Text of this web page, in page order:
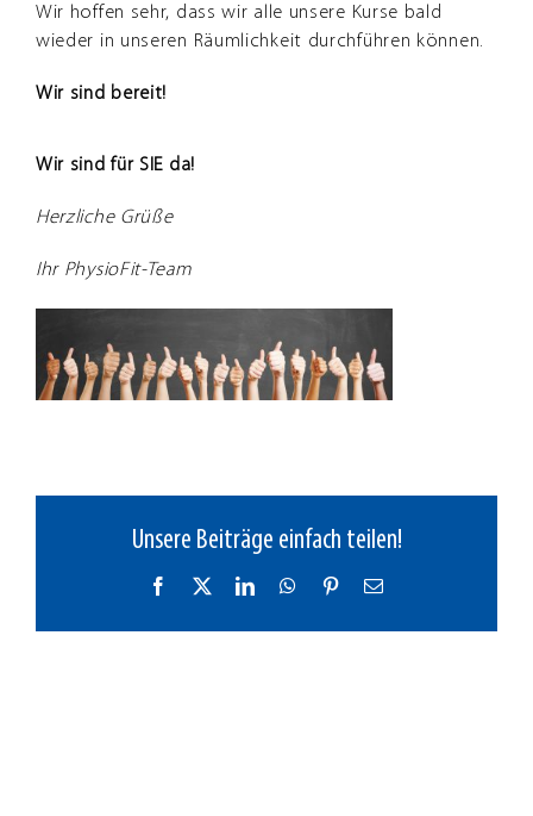
Wir hoffen sehr, dass wir alle unsere Kurse bald
wieder in unseren Räumlichkeit durchführen können.
Wir sind bereit!
Wir sind für SIE da!
Herzliche Grüße
Ihr PhysioFit-Team
Unsere Beiträge einfach teilen!
Facebook LinkedInWhatsApp
Pinterest